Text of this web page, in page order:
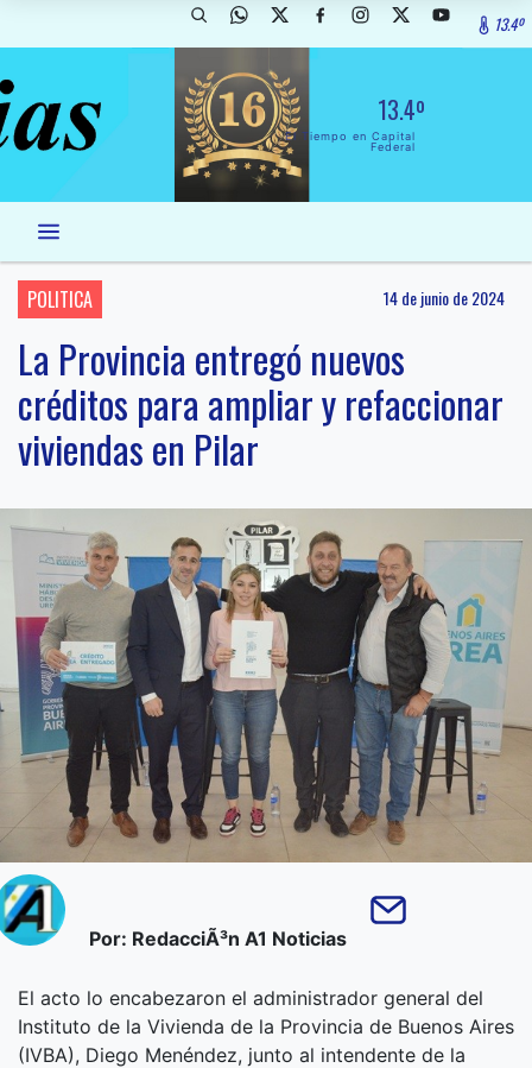
13.4º
13.4º
El Tiempo en Capital
Federal
POLITICA 14 de junio de 2024
La Provincia entregó nuevos
créditos para ampliar y refaccionar
viviendas en Pilar
Por: RedacciÃ³n A1 Noticias
El acto lo encabezaron el administrador general del
Instituto de la Vivienda de la Provincia de Buenos Aires
(IVBA), Diego Menéndez, junto al intendente de la